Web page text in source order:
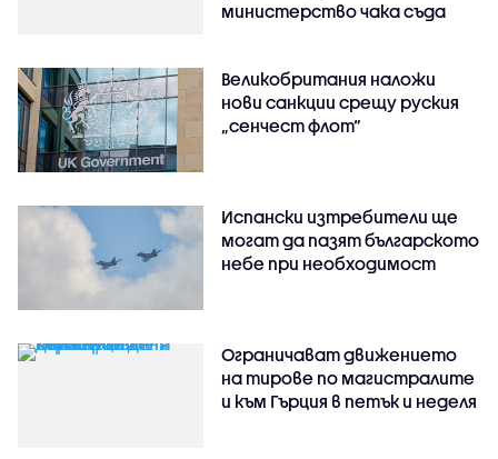
министерство чака съда
Великобритания наложи
нови санкции срещу руския
„сенчест флот“
Испански изтребители ще
могат да пазят българското
небе при необходимост
Ограничават движението
на тирове по магистралите
и към Гърция в петък и неделя